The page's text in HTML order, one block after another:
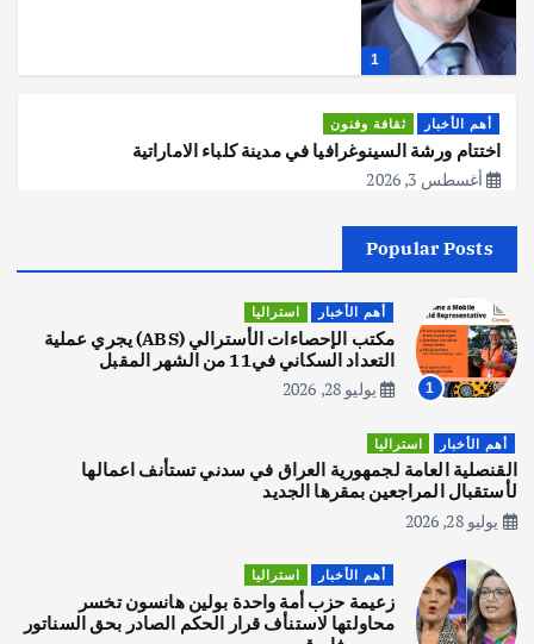
1
أهم الأخبار ثقافة وفنون
اختتام ورشة السينوغرافيا في مدينة كلباء الاماراتية
أغسطس 3, 2026
2
اصبح بطلاً لأستراليا بلعبة كمال الاجسام
يوليو 30, 2026
3
يوليو 30, 2026
المقبل
Popular Posts
1
أهم الأخبار استراليا
مكتب الإحصاءات الأسترالي (ABS) يجري عملية
التعداد السكاني في11 من الشهر المقبل
يوليو 28, 2026
أهم الأخبار استراليا
القنصلية العامة لجمهورية العراق في سدني تستأنف اعمالها
لأستقبال المراجعين بمقرها الجديد
يوليو 28, 2026
أهم الأخبار استراليا
زعيمة حزب أمة واحدة بولين هانسون تخسر
محاولتها لاستنأف قرار الحكم الصادر بحق السناتور